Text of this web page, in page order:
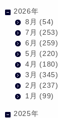
2026年
8月 (54)
7月 (253)
6月 (259)
5月 (220)
4月 (180)
3月 (345)
2月 (237)
1月 (99)
2025年